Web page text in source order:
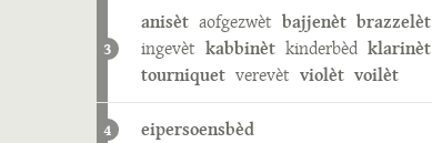
3
anisèt aofgezwèt bajjenèt brazzelèt
ingevèt kabbinèt kinderbèd klarinèt
tourniquet verevèt violèt voilèt
4 eipersoensbèd